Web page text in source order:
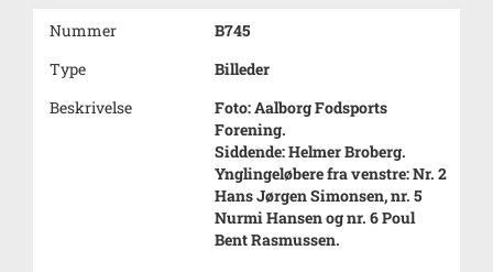
Nummer
B745
Type
Billeder
Beskrivelse
Foto: Aalborg Fodsports
Forening.
Siddende: Helmer Broberg.
Ynglingeløbere fra venstre: Nr. 2
Hans Jørgen Simonsen, nr. 5
Nurmi Hansen og nr. 6 Poul
Bent Rasmussen.